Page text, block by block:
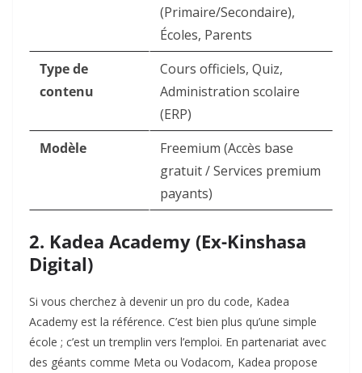
(Primaire/Secondaire),
Écoles, Parents
Type de
contenu
Cours officiels, Quiz,
Administration scolaire
(ERP)
Modèle
Freemium (Accès base
gratuit / Services premium
payants)
2. Kadea Academy (Ex-Kinshasa
Digital)
Si vous cherchez à devenir un pro du code, Kadea
Academy est la référence. C’est bien plus qu’une simple
école ; c’est un tremplin vers l’emploi. En partenariat avec
des géants comme Meta ou Vodacom, Kadea propose